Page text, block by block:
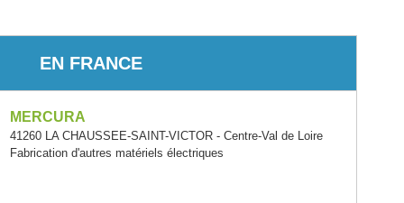
EN FRANCE
MERCURA
41260 LA CHAUSSEE-SAINT-VICTOR - Centre-Val de Loire
Fabrication d'autres matériels électriques